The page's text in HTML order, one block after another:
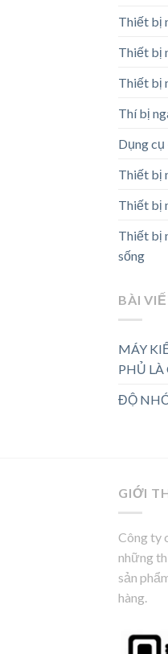
Thiết bị
Thiết bị
Thiết bị
Thí bị
Dụng
Thiết bị
Thiết bị
Thiết bị
sống
BÀI
MÁY
PHỦ LÀ
ĐỘ
GIỚI
Công ty
những
sản
hàng.